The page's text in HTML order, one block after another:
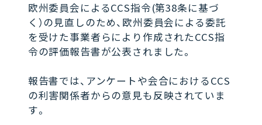
欧州委員会によるCCS指令(第38条に基づ
く）の見直しのため、欧州委員会による委託
を受けた事業者らにより作成されたCCS指
令の評価報告書が公表されました。
報告書では、アンケートや会合におけるCCS
の利害関係者からの意見も反映されていま
す。